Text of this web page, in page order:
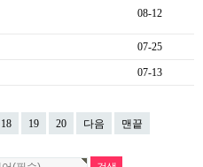
08-12
07-25
07-13
18 19 20 다음 맨끝